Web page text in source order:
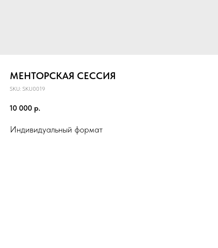
МЕНТОРСКАЯ СЕССИЯ
SKU: SKU0019
10 000 р.
Индивидуальный формат